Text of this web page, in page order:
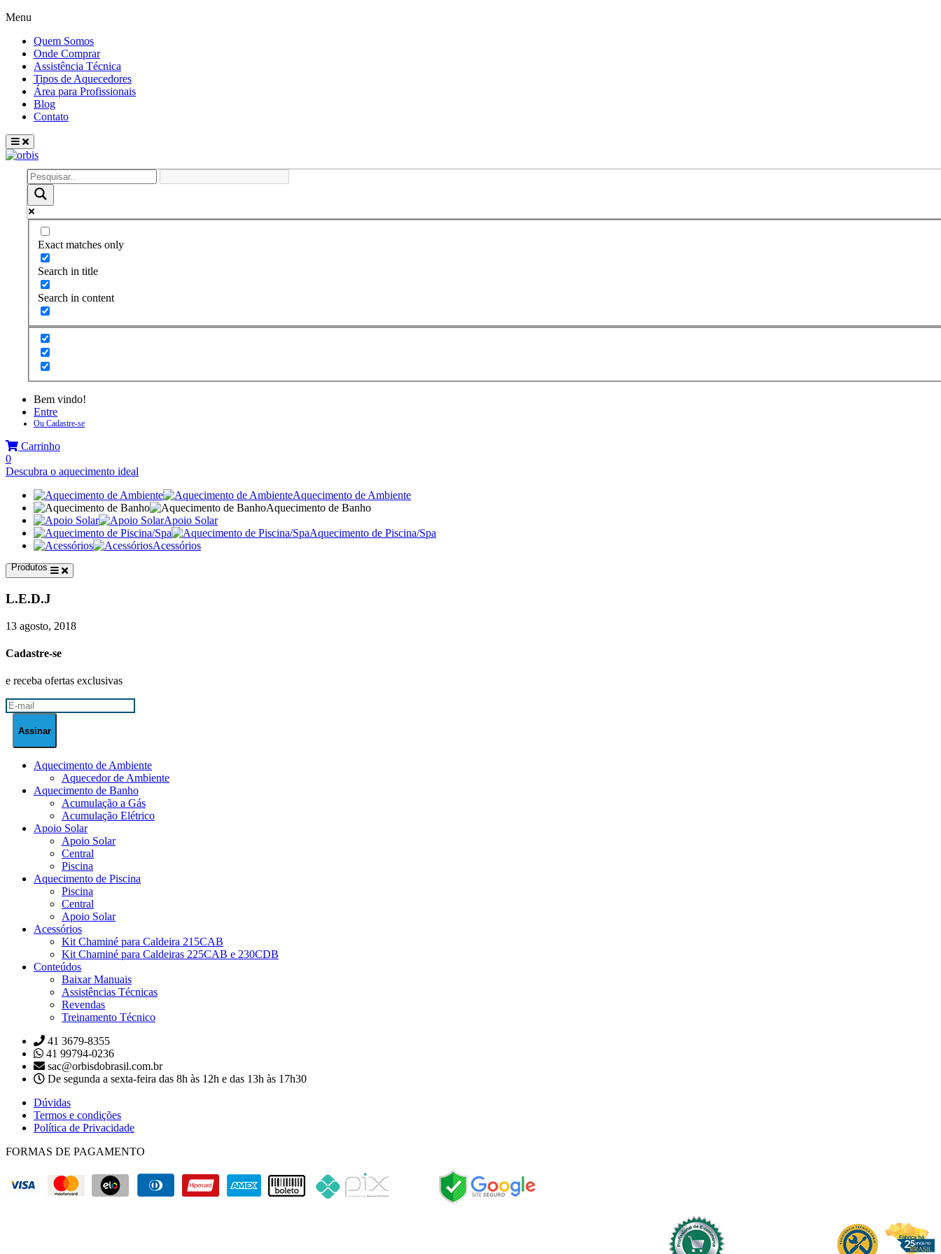
Menu
Quem Somos
Onde Comprar
Assistência Técnica
Tipos de Aquecedores
Área para Profissionais
Blog
Contato
Exact matches only
Search in title
Search in content
Bem vindo!
Entre
Ou Cadastre-se
Carrinho
0
Descubra o aquecimento ideal
Aquecimento de Ambiente
Aquecimento de Banho
Apoio Solar
Aquecimento de Piscina/Spa
Acessórios
Produtos
L.E.D.J
13 agosto, 2018
Cadastre-se
e receba ofertas exclusivas
Aquecimento de Ambiente
Aquecedor de Ambiente
Aquecimento de Banho
Acumulação a Gás
Acumulação Elétrico
Apoio Solar
Apoio Solar
Central
Piscina
Aquecimento de Piscina
Piscina
Central
Apoio Solar
Acessórios
Kit Chaminé para Caldeira 215CAB
Kit Chaminé para Caldeiras 225CAB e 230CDB
Conteúdos
Baixar Manuais
Assistências Técnicas
Revendas
Treinamento Técnico
41 3679-8355
41 99794-0236
sac@orbisdobrasil.com.br
De segunda a sexta-feira das 8h às 12h e das 13h às 17h30
Dúvidas
Termos e condições
Política de Privacidade
FORMAS DE PAGAMENTO